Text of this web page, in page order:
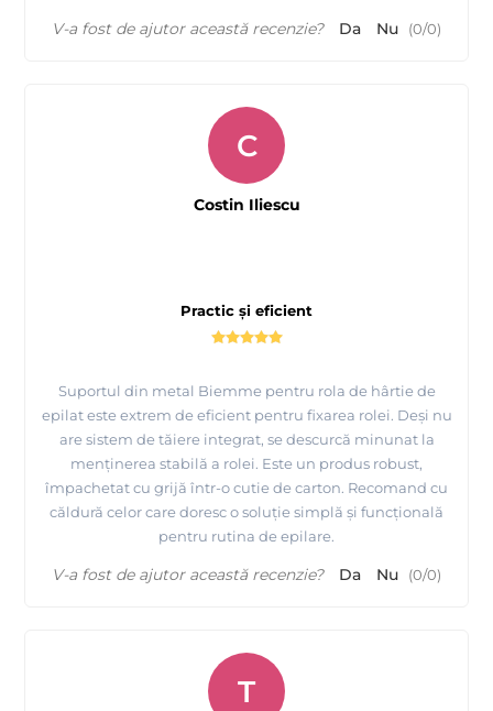
V-a fost de ajutor această recenzie? Da Nu (0/0)
Practic și eficient
Suportul din metal Biemme pentru rola de hârtie de
epilat este extrem de eficient pentru fixarea rolei. Deși nu
are sistem de tăiere integrat, se descurcă minunat la
menținerea stabilă a rolei. Este un produs robust,
împachetat cu grijă într-o cutie de carton. Recomand cu
căldură celor care doresc o soluție simplă și funcțională
pentru rutina de epilare.
C
Costin Iliescu
V-a fost de ajutor această recenzie? Da Nu (0/0)
T